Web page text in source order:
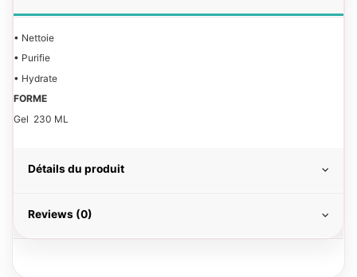
• Nettoie
• Purifie
• Hydrate
FORME
Gel 230 ML
Détails du produit
Reviews (0)